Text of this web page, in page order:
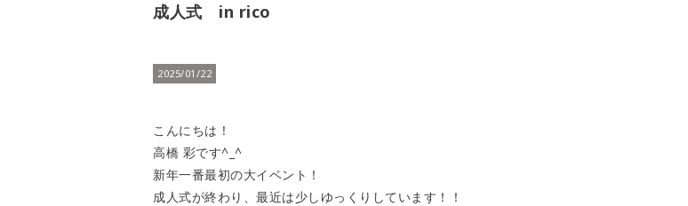
成人式 in rico
2025/01/22
こんにちは！
高橋 彩です^_^
新年一番最初の大イベント！
成人式が終わり、最近は少しゆっくりしています！！